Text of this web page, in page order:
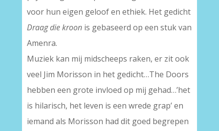
voor hun eigen geloof en ethiek. Het gedicht
Draag die kroonis gebaseerd op een stuk van
Amenra.
Muziek kan mij midscheeps raken, er zit ook
veel Jim Morisson in het gedicht…The Doors
hebben een grote invloed op mij gehad…’het
is hilarisch, het leven is een wrede grap’ en
iemand als Morisson had dit goed begrepen